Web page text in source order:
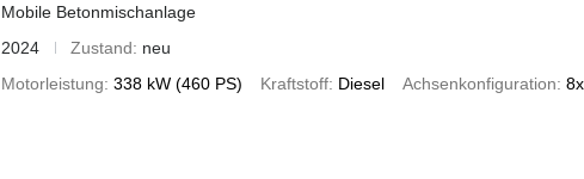
Mobile Betonmischanlage
2024
Zustand
neu
Motorleistung 338 kW (460 PS) Kraftstoff Diesel Achsenkonfiguration